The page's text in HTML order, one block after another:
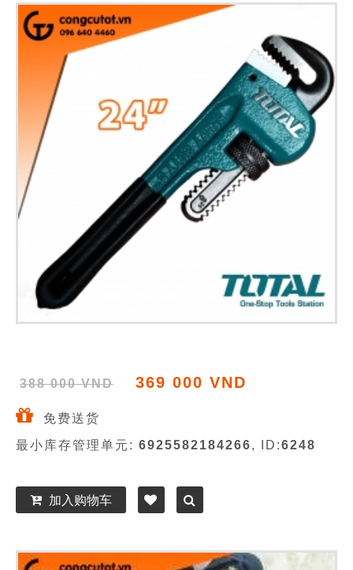
388 000 VND 369 000 VND
免费送货
最小库存管理单元: 6925582184266, ID:6248
加入购物车